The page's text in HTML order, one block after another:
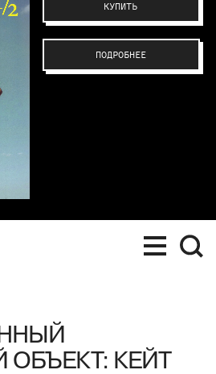
КУПИТЬ
ПОДРОБНЕЕ
КЕЙТ